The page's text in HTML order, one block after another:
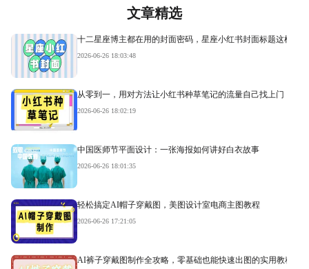
文章精选
十二星座博主都在用的封面密码，星座小红书封面标题这样写
2026-06-26 18:03:48
从零到一，用对方法让小红书种草笔记的流量自己找上门
2026-06-26 18:02:19
中国医师节平面设计：一张海报如何讲好白衣故事
2026-06-26 18:01:35
轻松搞定AI帽子穿戴图，美图设计室电商主图教程
2026-06-26 17:21:05
AI裤子穿戴图制作全攻略，零基础也能快速出图的实用教程